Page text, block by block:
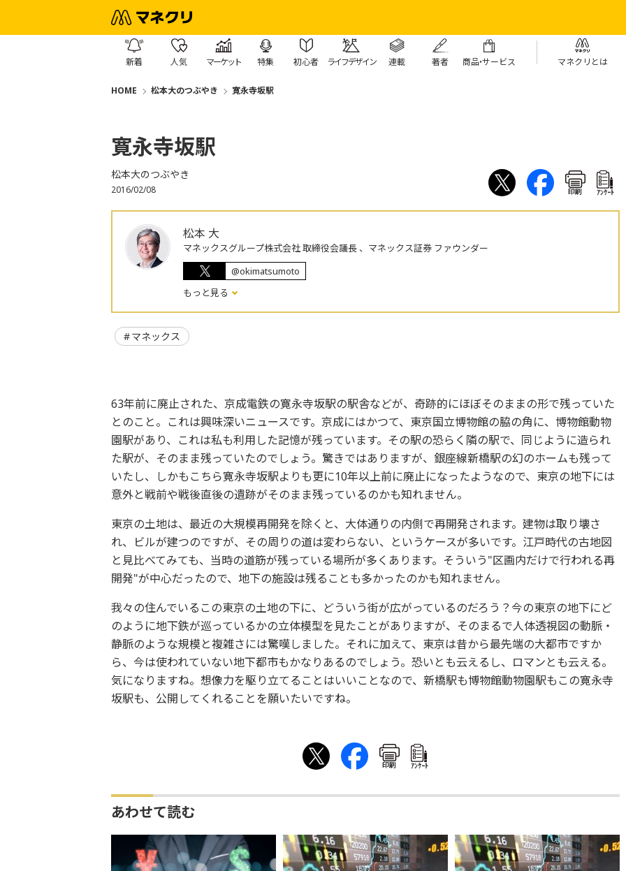
新着 人気 マーケット 特集 初心者 ライフデザイン 連載 著者 商品・サービス マネクリとは
HOME 松本大のつぶやき 寛永寺坂駅
寛永寺坂駅
松本大のつぶやき
2016/02/08 印刷 ｱﾝｹｰﾄ
松本 大
マネックスグループ株式会社 取締役会議長 、マネックス証券 ファウンダー
@okimatsumoto
もっと見る
マネックス
63年前に廃止された、京成電鉄の寛永寺坂駅の駅舎などが、奇跡的にほぼそのままの形で残っていた
とのこと。これは興味深いニュースです。京成にはかつて、東京国立博物館の脇の角に、博物館動物
園駅があり、これは私も利用した記憶が残っています。その駅の恐らく隣の駅で、同じように造られ
た駅が、そのまま残っていたのでしょう。驚きではありますが、銀座線新橋駅の幻のホームも残って
いたし、しかもこちら寛永寺坂駅よりも更に10年以上前に廃止になったようなので、東京の地下には
意外と戦前や戦後直後の遺跡がそのまま残っているのかも知れません。
東京の土地は、最近の大規模再開発を除くと、大体通りの内側で再開発されます。建物は取り壊さ
れ、ビルが建つのですが、その周りの道は変わらない、というケースが多いです。江戸時代の古地図
と見比べてみても、当時の道筋が残っている場所が多くあります。そういう"区画内だけで行われる再
開発"が中心だったので、地下の施設は残ることも多かったのかも知れません。
我々の住んでいるこの東京の土地の下に、どういう街が広がっているのだろう？今の東京の地下にど
のように地下鉄が巡っているかの立体模型を見たことがありますが、そのまるで人体透視図の動脈・
静脈のような規模と複雑さには驚嘆しました。それに加えて、東京は昔から最先端の大都市ですか
ら、今は使われていない地下都市もかなりあるのでしょう。恐いとも云えるし、ロマンとも云える。
気になりますね。想像力を駆り立てることはいいことなので、新橋駅も博物館動物園駅もこの寛永寺
坂駅も、公開してくれることを願いたいですね。
印刷 ｱﾝｹｰﾄ
あわせて読む